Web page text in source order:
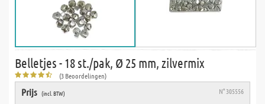
Belletjes - 18 st./pak, Ø 25 mm, zilvermix
(3 Beoordelingen)
Prijs (incl. BTW) N° 305556